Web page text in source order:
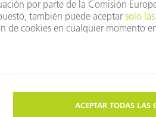
Aquisgrán. El motivo: en cuanto
AG, está preparado para
Solo que aquí fueron los
toolcraft. "La gente rebosa de
con respecto al láser
forma más económica y
cladding. Al mismo tiempo, esto
firme para ello, pero, no